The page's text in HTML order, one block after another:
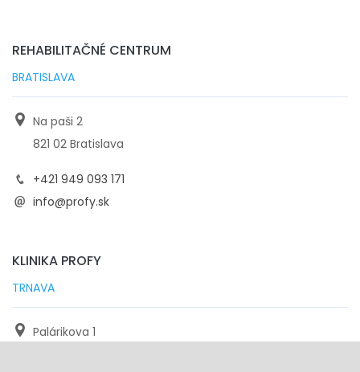
REHABILITAČNÉ CENTRUM
BRATISLAVA
Na paši 2
821 02 Bratislava
+421 949 093 171
info@profy.sk
KLINIKA PROFY
TRNAVA
Palárikova 1